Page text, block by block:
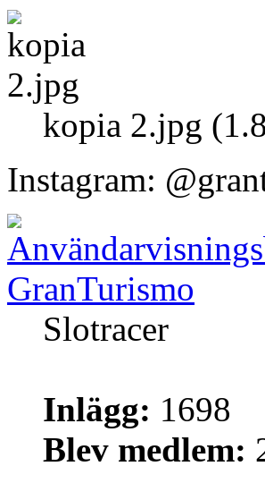
kopia 2.jpg
Instagram:
GranTurismo
Slotracer
Inlägg: 1698
Blev medlem: